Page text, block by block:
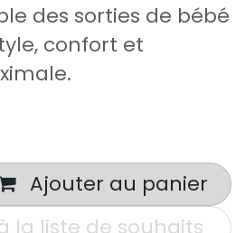
des sorties de bébé
confort et
Ajouter au panier
la liste de souhaits